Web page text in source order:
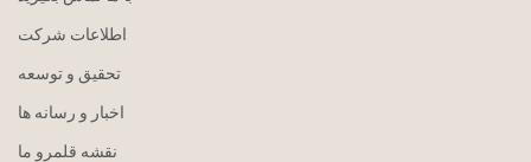
اطلاعات شرکت
تحقیق و توسعه
اخبار و رسانه ها
نقشه قلمرو ما